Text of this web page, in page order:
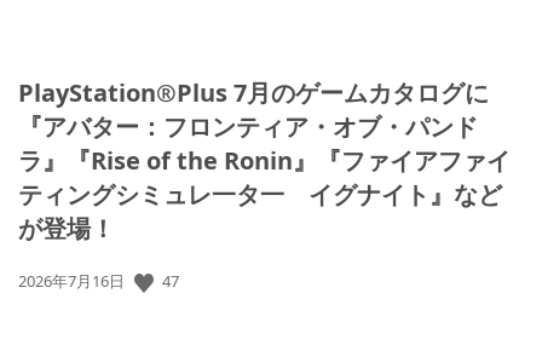
PlayStation®Plus 7月のゲームカタログに
『アバター：フロンティア・オブ・パンド
ラ』『Rise of the Ronin』『ファイアファイ
ティングシミュレ一タ一 イグナイト』など
が登場！
公
2026年7月16日 47